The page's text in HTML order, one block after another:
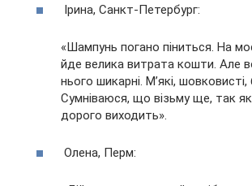
Ірина, Санкт-Петербург:
«Шампунь погано піниться. На
йде велика витрата кошти. Але
нього шикарні. М’які, шовковисті,
Сумніваюся, що візьму ще, так
дорого виходить».
Олена, Перм: